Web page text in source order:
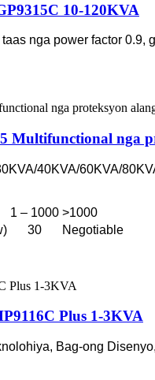
10-120KVA
nga power factor
Multifunctional nga
40KVA/60KVA/
1 – 1000 >1000
30 Negotiable
Plus 1-3KVA
Bag-ong